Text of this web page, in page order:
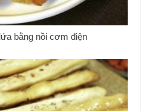
bằng nồi cơm điện